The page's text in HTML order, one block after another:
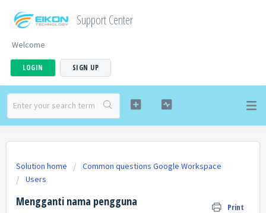
Support Center
Welcome
LOGIN SIGN UP
Solution home
Common questions Google Workspace
Users
Mengganti nama pengguna Print